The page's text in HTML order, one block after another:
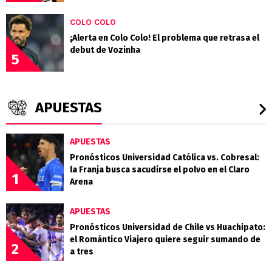
5
COLO COLO
¡Alerta en Colo Colo! El problema que retrasa el
debut de Vozinha
APUESTAS
1
APUESTAS
Pronósticos Universidad Católica vs. Cobresal:
la Franja busca sacudirse el polvo en el Claro
Arena
2
APUESTAS
Pronósticos Universidad de Chile vs Huachipato:
el Romántico Viajero quiere seguir sumando de
a tres